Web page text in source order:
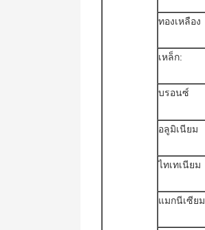
ทองเหลือง
เหล็ก:
บรอนซ์
อลูมิเนียม
ไทเทเนียม
แมกนีเซียม